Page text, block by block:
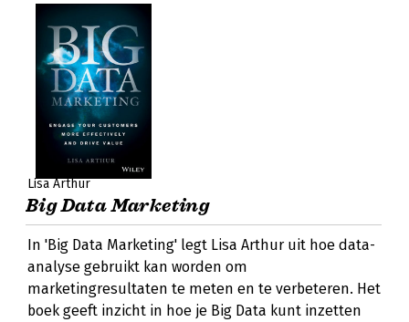
Lisa Arthur
Big Data Marketing
In 'Big Data Marketing' legt Lisa Arthur uit hoe data-
analyse gebruikt kan worden om
marketingresultaten te meten en te verbeteren. Het
boek geeft inzicht in hoe je Big Data kunt inzetten